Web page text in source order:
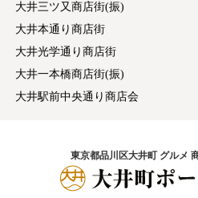
大井三ツ又商店街(振)
大井本通り商店街
大井光学通り商店街
大井一本橋商店街(振)
大井駅前中央通り商店会
東京都品川区大井町 グルメ